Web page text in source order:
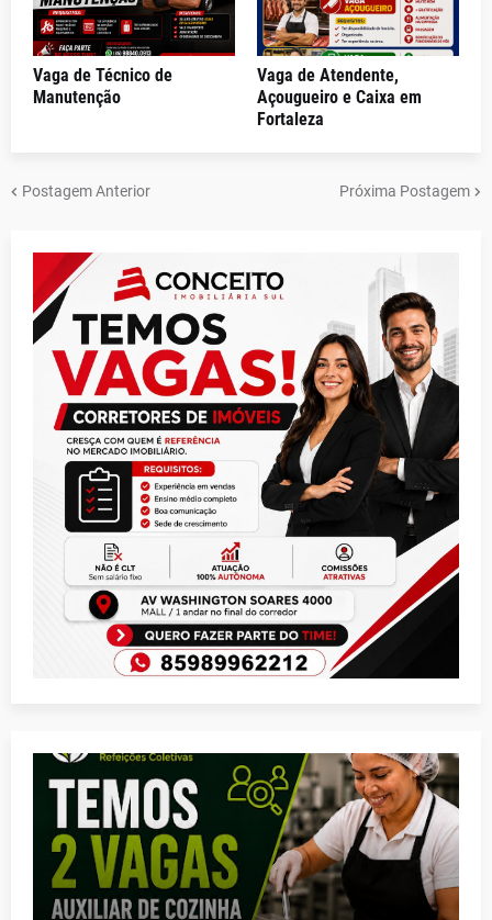
Vaga de Técnico de
Manutenção
Vaga de Atendente,
Açougueiro e Caixa em
Fortaleza
Postagem Anterior Próxima Postagem